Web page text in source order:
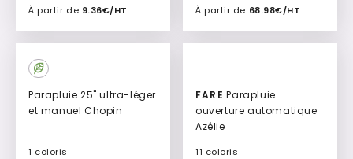
À partir de 9.36€/HT
Ajouter à mon devis
À partir de 68.98€/HT
Ajouter à mon devis
Parapluie 25" ultra-léger
et manuel Chopin
1 coloris
FARE Parapluie
ouverture automatique
Azélie
11 coloris